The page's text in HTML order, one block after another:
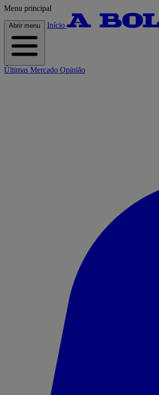
Menu principal
Abrir menu Início
Últimas Mercado Opinião